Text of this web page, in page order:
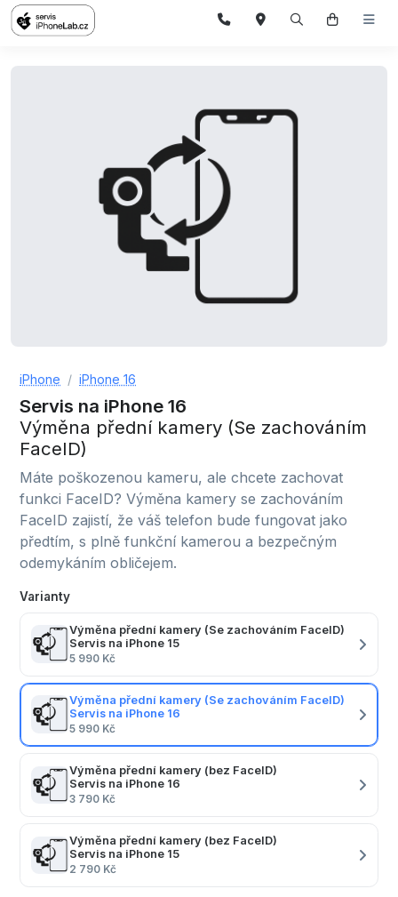
iPhone iPhone 16
Servis na iPhone 16
Výměna přední kamery (Se zachováním
FaceID)
Máte poškozenou kameru, ale chcete zachovat
funkci FaceID? Výměna kamery se zachováním
FaceID zajistí, že váš telefon bude fungovat jako
předtím, s plně funkční kamerou a bezpečným
odemykáním obličejem.
Varianty
Výměna přední kamery (Se zachováním FaceID)
Servis na iPhone 15
5 990 Kč
Výměna přední kamery (Se zachováním FaceID)
Servis na iPhone 16
5 990 Kč
Výměna přední kamery (bez FaceID)
Servis na iPhone 16
3 790 Kč
Výměna přední kamery (bez FaceID)
Servis na iPhone 15
2 790 Kč